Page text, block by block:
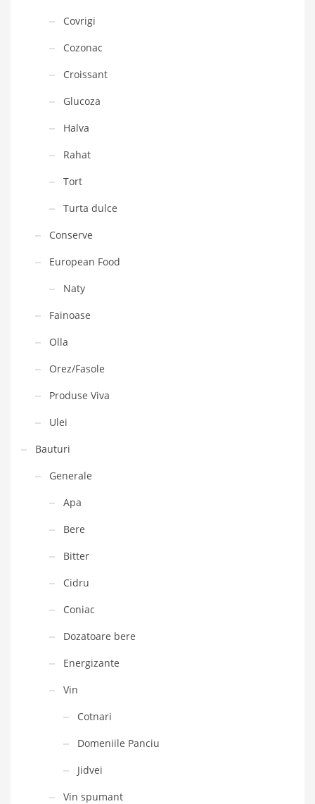
Covrigi
Cozonac
Croissant
Glucoza
Halva
Rahat
Tort
Turta dulce
Conserve
European Food
Naty
Fainoase
Olla
Orez/Fasole
Produse Viva
Ulei
Bauturi
Generale
Apa
Bere
Bitter
Cidru
Coniac
Dozatoare bere
Energizante
Vin
Cotnari
Domeniile Panciu
Jidvei
Vin spumant